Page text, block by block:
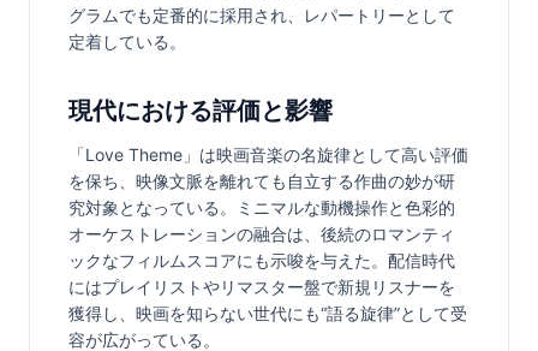
グラムでも定番的に採用され、レパートリーとして
定着している。
現代における評価と影響
「Love Theme」は映画音楽の名旋律として高い評価
を保ち、映像文脈を離れても自立する作曲の妙が研
究対象となっている。ミニマルな動機操作と色彩的
オーケストレーションの融合は、後続のロマンティ
ックなフィルムスコアにも示唆を与えた。配信時代
にはプレイリストやリマスター盤で新規リスナーを
獲得し、映画を知らない世代にも“語る旋律”として受
容が広がっている。